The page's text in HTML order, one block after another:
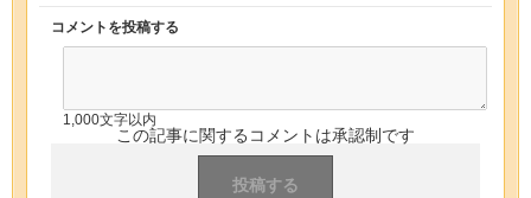
コメントを投稿する
1,000文字以内
この記事に関するコメントは承認制です